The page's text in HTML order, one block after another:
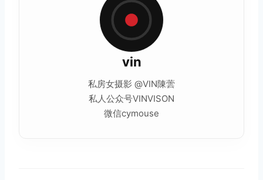
vin
私房女摄影 @VIN陳蕓
私人公众号VINVISON
微信cymouse